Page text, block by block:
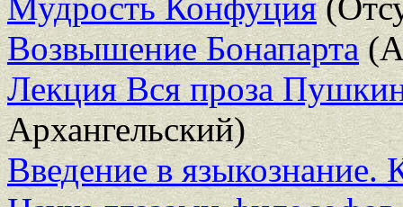
Возвышение Бонапарта
Лекция Вся проза
Архангельский)
Введение в языкознание.